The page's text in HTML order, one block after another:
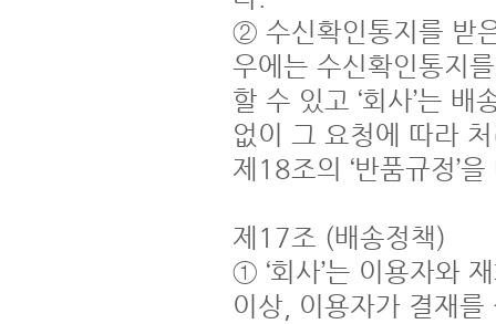
② 수신확인통지를 받
우에는 수신확인통지
할 수 있고 ‘회사’는
없이 그 요청에 따라
제18조의 ‘반품규정’
제17조 (배송정책)
① ‘회사’는 이용자와
이상, 이용자가 결재